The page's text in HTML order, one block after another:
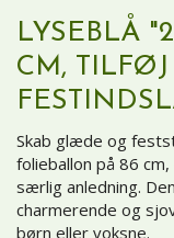
LYSEBLÅ
CM, TILFØJ
Skab glæde og
folieballon på 86
særlig anledning.
charmerende og
børn eller voksne.